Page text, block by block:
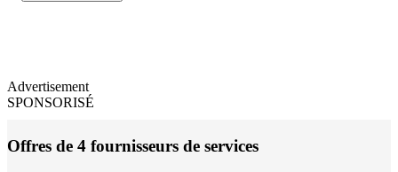
Advertisement
SPONSORISÉ
Offres de 4 fournisseurs de services